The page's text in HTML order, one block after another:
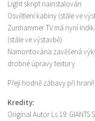
Light skript nainstalován
Osvětlení kabiny (stále ve
Zunhammer TV má nyní
(stále ve výstavbě)
Namontována zavěšená
drobné úpravy textury
Přeji hodně zábavy při
Kredity:
Original Autor Ls 19: